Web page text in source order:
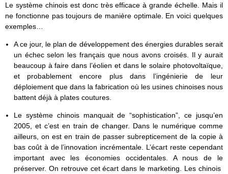
Le système chinois est donc très efficace à grande échelle. Mais il
ne fonctionne pas toujours de manière optimale. En voici quelques
exemples…
A ce jour, le plan de développement des énergies durables serait
un échec selon les français que nous avons croisés. Il y aurait
beaucoup à faire dans l’éolien et dans le solaire photovoltaïque,
et probablement encore plus dans l’ingénierie de leur
déploiement que dans la fabrication où les usines chinoises nous
battent déjà à plates coutures.
Le système chinois manquait de “sophistication”, ce jusqu’en
2005, et c’est en train de changer. Dans le numérique comme
ailleurs, on est en train de passer subrepticement de la copie à
bas coût à de l’innovation incrémentale. L’écart reste cependant
important avec les économies occidentales. A nous de le
préserver. On retrouve cet écart dans le marketing. Les chinois